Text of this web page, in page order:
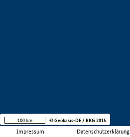
Impressum Datenschutzerklärung
100 km © Geobasis-DE / BKG 2015